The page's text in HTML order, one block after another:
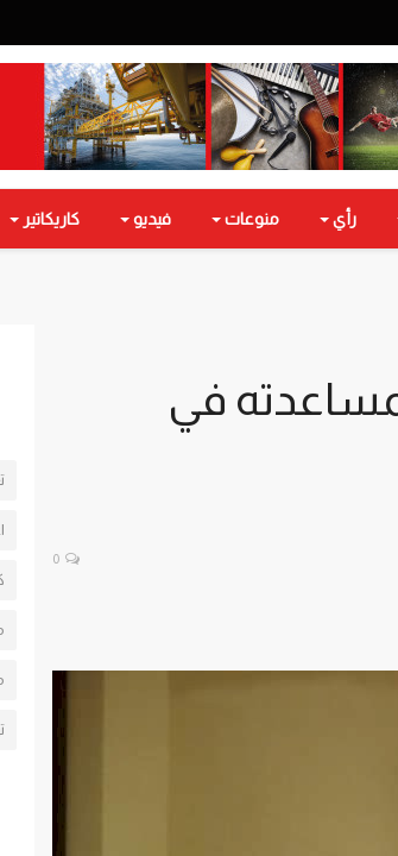
رأي منوعات فيديو كاريكاتير
في
0